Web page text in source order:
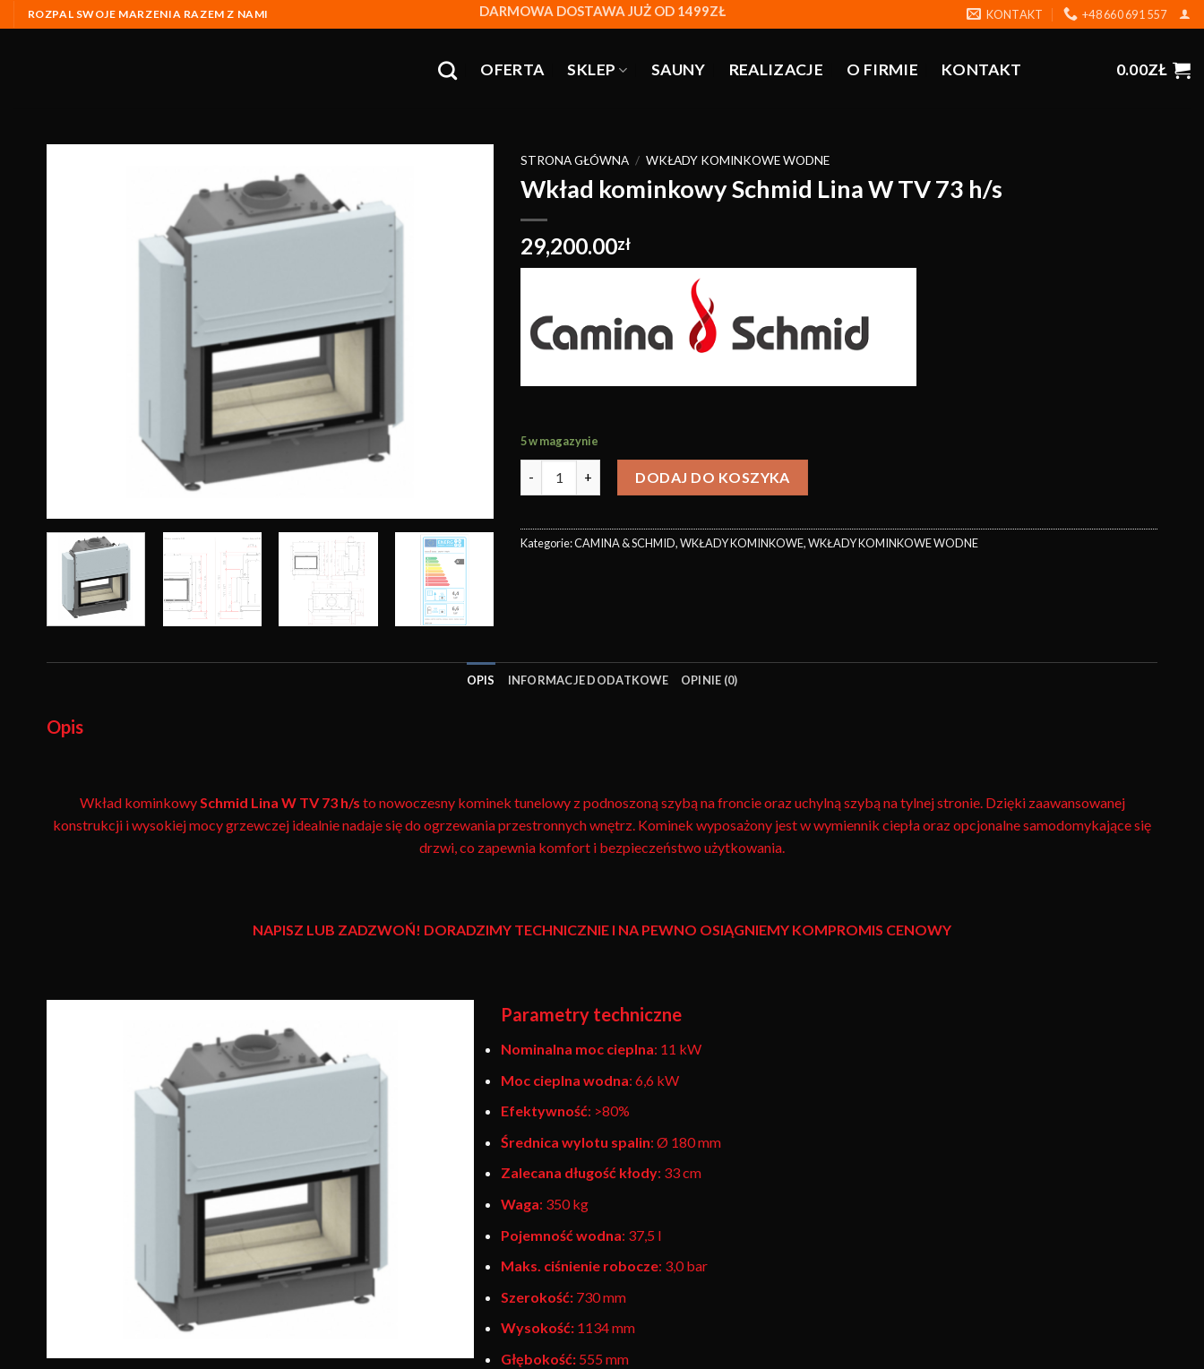
ROZPAL SWOJE MARZENIA RAZEM Z NAMI DARMOWA DOSTAWA JUŻ OD 1499ZŁ KONTAKT +48 660 691 557
OFERTA SKLEP SAUNY REALIZACJE O FIRMIE KONTAKT 0.00ZŁ
STRONA GŁÓWNA / WKŁADY KOMINKOWE WODNE
Wkład kominkowy Schmid Lina W TV 73 h/s
29,200.00zł
5 w magazynie
DODAJ DO KOSZYKA
Kategorie:CAMINA & SCHMID,WKŁADY KOMINKOWE,WKŁADY KOMINKOWE WODNE
OPIS INFORMACJE DODATKOWE OPINIE (0)
Opis
Wkład kominkowySchmid Lina W TV 73 h/s to nowoczesny kominek tunelowy z podnoszoną szybą na froncie oraz uchylną szybą na tylnej stronie. Dzięki zaawansowanej
konstrukcji i wysokiej mocy grzewczej idealnie nadaje się do ogrzewania przestronnych wnętrz. Kominek wyposażony jest w wymiennik ciepła oraz opcjonalne samodomykające się
drzwi, co zapewnia komfort i bezpieczeństwo użytkowania.
NAPISZ LUB ZADZWOŃ! DORADZIMY TECHNICZNIE I NA PEWNO OSIĄGNIEMY KOMPROMIS CENOWY
Parametry techniczne
Nominalna moc cieplna: 11 kW
Moc cieplna wodna: 6,6 kW
Efektywność: >80%
Średnica wylotu spalin: Ø 180 mm
Zalecana długość kłody: 33 cm
Waga: 350 kg
Pojemność wodna: 37,5 l
Maks. ciśnienie robocze: 3,0 bar
Szerokość: 730 mm
Wysokość: 1134 mm
Głębokość: 555 mm